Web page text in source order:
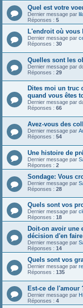
Quel est votre
Dernier message par
Réponses : 5
L'endroit où vous
Dernier message par
Réponses : 30
Quelles sont les
Dernier message par
Réponses : 29
Dites moi un truc
quand vous êtes
Dernier message par
Réponses : 66
Avez-vous des
Dernier message par
Réponses : 54
Une histoire de
Dernier message par
Réponses : 2
Sondage: Vous
Dernier message par
Réponses : 28
Quels sont vos
Dernier message par
Réponses : 18
Doit-on avoir une
décision d'en
Dernier message par
Réponses : 14
Quels sont vos
Dernier message par
Réponses : 135
Est-ce de l'amour
Dernier message par
Réponses : 4